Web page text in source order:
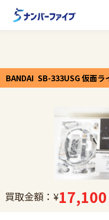
BANDAI SB-333USG 仮面
買取金額：¥17,100